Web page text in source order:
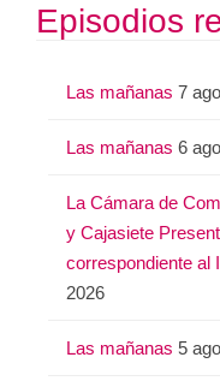
Episodios
Las mañanas 7
Las mañanas 6
La Cámara de
y Cajasiete
correspondiente al
2026
Las mañanas 5